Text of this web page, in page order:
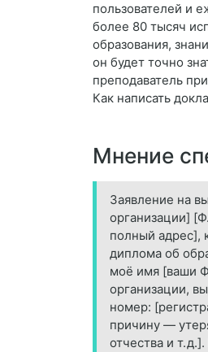
пользователей и
более 80 тысяч
образования,
он будет точно
преподаватель
Как написать
Мнение
Заявление на
организации]
полный адрес],
диплома об
моё имя [ваши
организации,
номер:
причину —
отчества и т.